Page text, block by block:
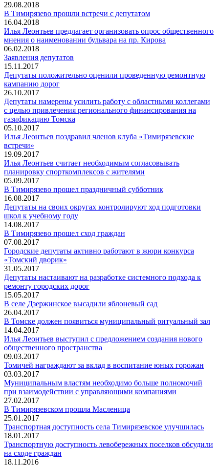
29.08.2018
В Тимирязево прошли встречи с депутатом
16.04.2018
Илья Леонтьев предлагает организовать опрос общественного
мнения о наименовании бульвара на пр. Кирова
06.02.2018
Заявления депутатов
15.11.2017
Депутаты положительно оценили проведенную ремонтную
кампанию дорог
26.10.2017
Депутаты намерены усилить работу с областными коллегами
с целью привлечения регионального финансирования на
газификацию Томска
05.10.2017
Илья Леонтьев поздравил членов клуба «Тимирязевские
встречи»
19.09.2017
Илья Леонтьев считает необходимым согласовывать
планировку спорткомплексов с жителями
05.09.2017
В Тимирязево прошел праздничный субботник
16.08.2017
Депутаты на своих округах контролируют ход подготовки
школ к учебному году
14.08.2017
В Тимирязево прошел сход граждан
07.08.2017
Городские депутаты активно работают в жюри конкурса
«Томский дворик»
31.05.2017
Депутаты настаивают на разработке системного подхода к
ремонту городских дорог
15.05.2017
В селе Дзержинское высадили яблоневый сад
26.04.2017
В Томске должен появиться муниципальный ритуальный зал
14.04.2017
Илья Леонтьев выступил с предложением создания нового
общественного пространства
09.03.2017
Томичей награждают за вклад в воспитание юных горожан
03.03.2017
Муниципальным властям необходимо больше полномочий
при взаимодействии с управляющими компаниями
27.02.2017
В Тимирязевском прошла Масленица
25.01.2017
Транспортная доступность села Тимирязевское улучшилась
18.01.2017
Транспортную доступность левобережных поселков обсудили
на сходе граждан
18.11.2016